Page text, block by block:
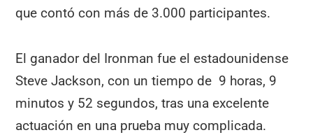
que contó con más de 3.000 participantes.
El ganador del Ironman fue el estadounidense
Steve Jackson, con un tiempo de 9 horas, 9
minutos y 52 segundos, tras una excelente
actuación en una prueba muy complicada.